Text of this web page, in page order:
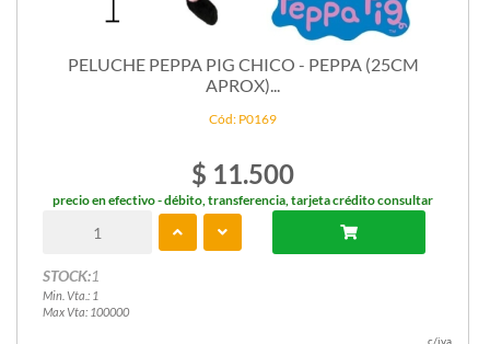
PELUCHE PEPPA PIG CHICO - PEPPA (25CM
APROX)...
Cód: P0169
$ 11.500
precio en efectivo - débito, transferencia, tarjeta crédito consultar
STOCK:1
Min. Vta.: 1
Max Vta: 100000
c/iva